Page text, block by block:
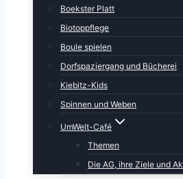
Boekster Platt
Biotoppflege
Boule spielen
Dorfspaziergang und Bücherei
Kiebitz-Kids
Spinnen und Weben
UmWelt-Café
Themen
Die AG, ihre Ziele und